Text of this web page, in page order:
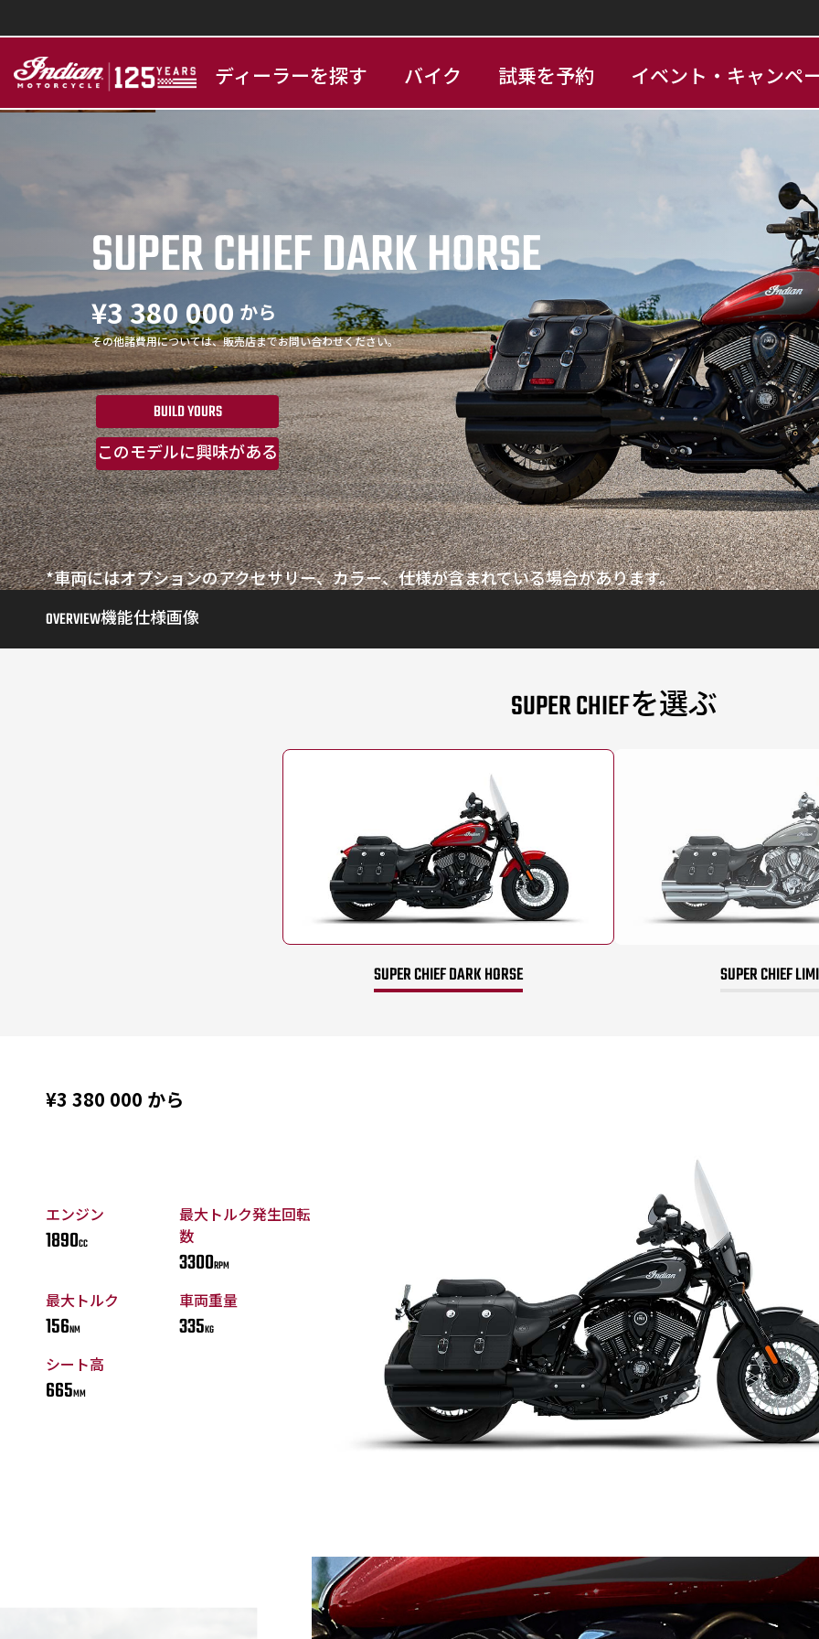
ディーラーを探す バイク 試乗を予約 イベント・キャンペ
SUPER CHIEF DARK HORSE
から
¥3 380 000
その他諸費用については、販売店までお問い合わせください。
BUILD YOURS
このモデルに興味がある
*車両にはオプションのアクセサリー、カラー、仕様が含まれている場合があります。
OVERVIEW機能仕様画像
SUPER CHIEFを選ぶ
SUPER CHIEF DARK HORSE SUPER CHIEF
から
¥3 380 000
エンジン
1890CC
最大トルク発生回転
数
3300RPM
最大トルク
156NM
車両重量
335KG
シート高
665MM